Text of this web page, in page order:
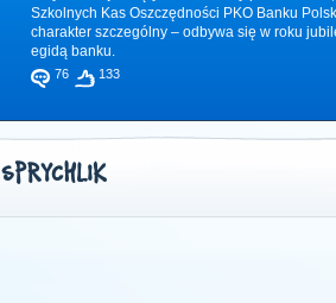
Szkolnych Kas Oszczędności PKO Banku
charakter szczególny – odbywa się w roku
egidą banku.
76 133
SPRYCHLIK